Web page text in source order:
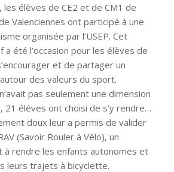
les élèves de CE2 et de CM1 de
Valenciennes ont participé à une
organisée par l’USEP. Cet
été l’occasion pour les élèves de
et de partager un
des valeurs du sport.
pas seulement une dimension
21 élèves ont choisi de s’y rendre…
doux leur a permis de valider
(Savoir Rouler à Vélo), un
à rendre les enfants autonomes et
leurs trajets à bicyclette.